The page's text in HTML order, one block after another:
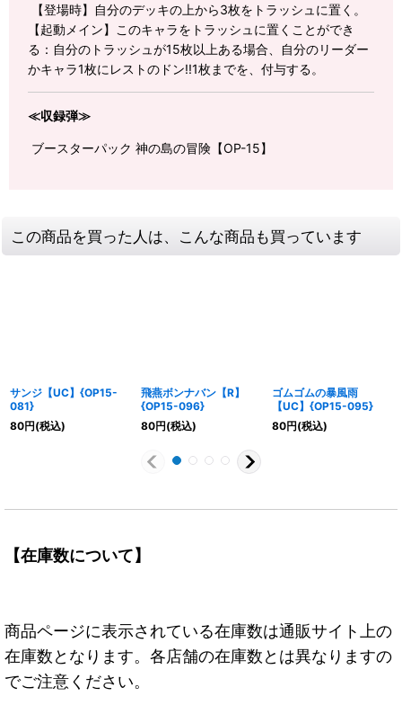
【登場時】自分のデッキの上から3枚をトラッシュに置く。
【起動メイン】このキャラをトラッシュに置くことができ
る：自分のトラッシュが15枚以上ある場合、自分のリーダー
かキャラ1枚にレストのドン!!1枚までを、付与する。
≪収録弾≫
ブースターパック 神の島の冒険【OP-15】
この商品を買った人は、こんな商品も買っています
サンジ【UC】{OP15-
081}
80円(税込)
飛燕ボンナバン【R】
{OP15-096}
80円(税込)
ゴムゴムの暴風雨
【UC】{OP15-095}
80円(税込)
【在庫数について】
商品ページに表示されている在庫数は通販サイト上の
在庫数となります。各店舗の在庫数とは異なりますの
でご注意ください。